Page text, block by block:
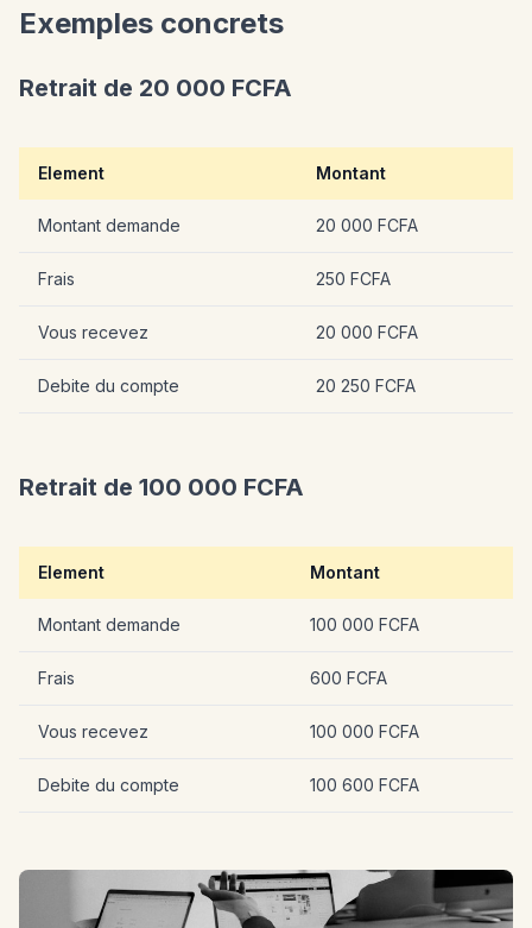
Exemples concrets
Retrait de 20 000 FCFA
Element Montant
Montant demande 20 000 FCFA
Frais 250 FCFA
Vous recevez 20 000 FCFA
Debite du compte 20 250 FCFA
Retrait de 100 000 FCFA
Element Montant
Montant demande 100 000 FCFA
Frais 600 FCFA
Vous recevez 100 000 FCFA
Debite du compte 100 600 FCFA